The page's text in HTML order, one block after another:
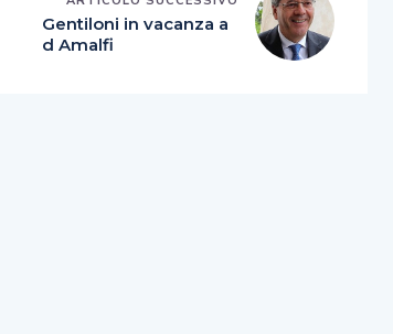
d Amalfi